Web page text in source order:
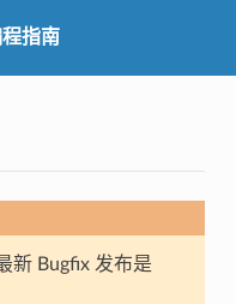
程指南
新 Bugfix 发布是